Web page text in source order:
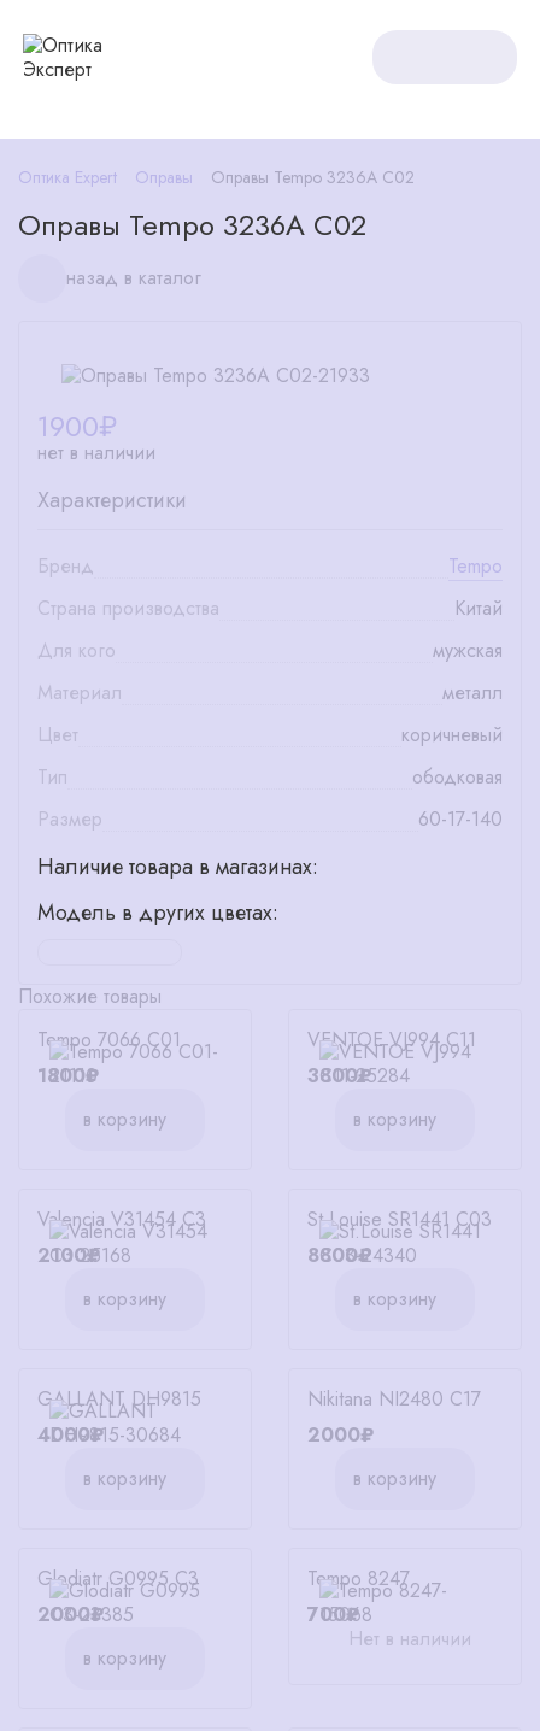
Оптика Expert Оправы Оправы Tempo 3236А С02
Оправы Tempo 3236А С02
назад в каталог
1900₽
нет в наличии
Характеристики
Бренд
Tempo
Страна производства
Китай
Для кого
мужская
Материал
металл
Цвет
коричневый
Тип
ободковая
Размер
60-17-140
Наличие товара в магазинах:
Модель в других цветах:
Похожие товары
Tempo 7066 C01
1800₽
в корзину
VENTOE VJ994 C11
3800₽
в корзину
Valencia V31454 C3
2100₽
в корзину
St.Louise SR1441 C03
8800₽
в корзину
GALLANT DH9815
4000₽
в корзину
Nikitana NI2480 C17
2000₽
в корзину
Glodiatr G0995 C3
2000₽
в корзину
Tempo 8247
700₽
Нет в наличии